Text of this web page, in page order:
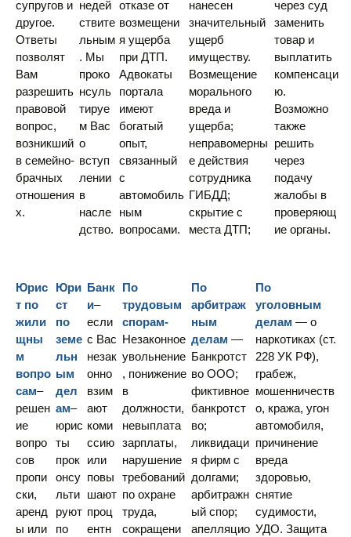
супругов и
другое.
Ответы
позволят
Вам
разрешить
правовой
вопрос,
возникший
в семейно-
брачных
отношения
х.
недей
ствите
льным
. Мы
проко
нсуль
тируе
м Вас
о
вступ
лении
в
насле
дство.
отказе от
возмещени
я ущерба
при ДТП.
Адвокаты
портала
имеют
богатый
опыт,
связанный
с
автомобиль
ным
вопросами.
нанесен
значительный
ущерб
имуществу.
Возмещение
морального
вреда и
ущерба;
неправомерны
е действия
сотрудника
ГИБДД;
скрытие с
места ДТП;
через суд
заменить
товар и
выплатить
компенсаци
ю.
Возможно
также
решить
через
подачу
жалобы в
проверяющ
ие органы.
Юрис
т по
жили
щны
м
вопро
сам–
решен
ие
вопро
сов
пропи
ски,
аренд
ы или
Юри
ст
по
земе
льн
ым
дел
ам–
юрис
ты
прок
онсу
льти
руют
по
Банк
и–
если
с Вас
незак
онно
взим
ают
коми
ссию
или
повы
шают
проц
ентн
По
трудовым
спорам-
Незаконное
увольнение
, понижение
в
должности,
невыплата
зарплаты,
нарушение
требований
по охране
труда,
сокращени
По
арбитраж
ным
делам—
Банкротст
во ООО;
фиктивное
банкротст
во;
ликвидаци
я фирм с
долгами;
арбитражн
ый спор;
апелляцио
По
уголовным
делам — о
наркотиках (ст.
228 УК РФ),
грабеж,
мошенничеств
о, кража, угон
автомобиля,
причинение
вреда
здоровью,
снятие
судимости,
УДО. Защита